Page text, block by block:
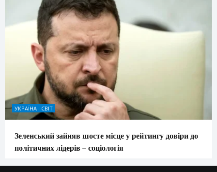
УКРАЇНА І СВІТ
Зеленський зайняв шосте місце у рейтингу довіри до
політичних лідерів – соціологія